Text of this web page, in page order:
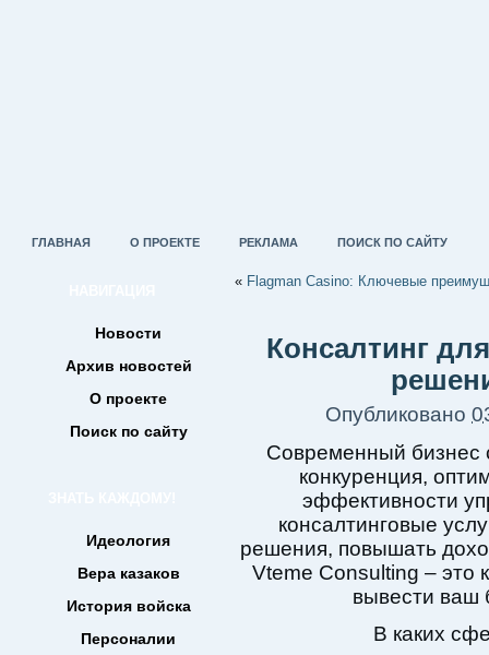
ГЛАВНАЯ О ПРОЕКТЕ РЕКЛАМА ПОИСК ПО САЙТУ
Новости
Архив новостей
О проекте
Поиск по сайту
Идеология
Вера казаков
История войска
Персоналии
« Flagman Casino: Ключевые
Консалтинг
Опубликовано
Современный бизнес
конкуренция,
эффективности
консалтинговые
решения, повышать
Vteme Consulting – это
вывести ваш
В каких